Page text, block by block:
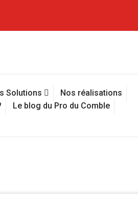
Solutions
Nos réalisations
Le blog du Pro du Comble